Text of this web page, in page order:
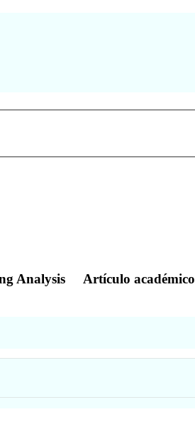
Analysis Artículo académico